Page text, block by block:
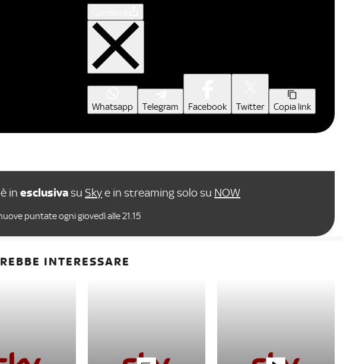
Whatsapp Telegram Facebook Twitter Copia link
è in esclusivasu Skye in streaming solo su NOW
puntate ogni giovedì alle 21.15
INTERESSARE